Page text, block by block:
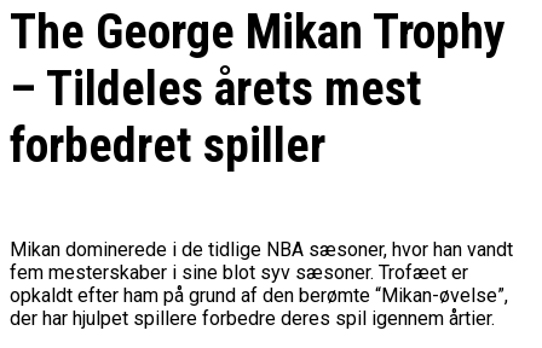
The George Mikan Trophy
– Tildeles årets mest
forbedret spiller
Mikan dominerede i de tidlige NBA sæsoner, hvor han vandt
fem mesterskaber i sine blot syv sæsoner. Trofæet er
opkaldt efter ham på grund af den berømte “Mikan-øvelse”,
der har hjulpet spillere forbedre deres spil igennem årtier.